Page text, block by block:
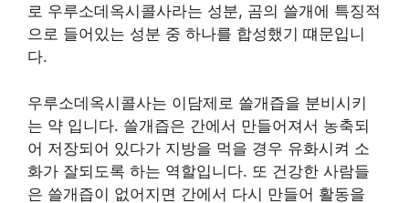
로 우루소데옥시콜사라는 성분, 곰의 쓸개에 특징적
으로 들어있는 성분 중 하나를 합성했기 떄문입니
다.
우루소데옥시콜사는 이담제로 쓸개즙을 분비시키
는 약 입니다. 쓸개즙은 간에서 만들어져서 농축되
어 저장되어 있다가 지방을 먹을 경우 유화시켜 소
화가 잘되도록 하는 역할입니다. 또 건강한 사람들
은 쓸개즙이 없어지면 간에서 다시 만들어 활동을